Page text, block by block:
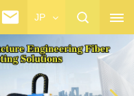
JP